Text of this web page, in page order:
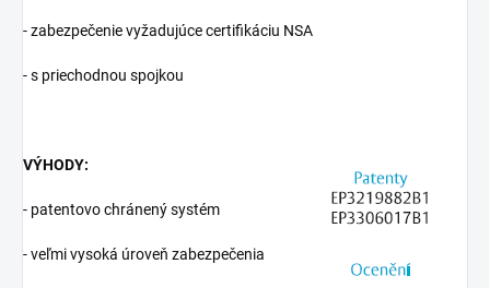
- zabezpečenie vyžadujúce certifikáciu NSA
- s priechodnou spojkou
VÝHODY:
- patentovo chránený systém
- veľmi vysoká úroveň zabezpečenia